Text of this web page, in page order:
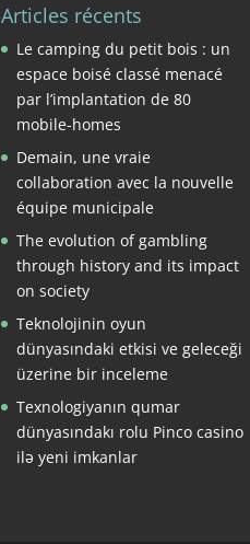
Articles récents
Le camping du petit bois : un
espace boisé classé menacé
par l’implantation de 80
mobile-homes
Demain, une vraie
collaboration avec la nouvelle
équipe municipale
The evolution of gambling
through history and its impact
on society
Teknolojinin oyun
dünyasındaki etkisi ve geleceği
üzerine bir inceleme
Texnologiyanın qumar
dünyasındakı rolu Pinco casino
ilə yeni imkanlar